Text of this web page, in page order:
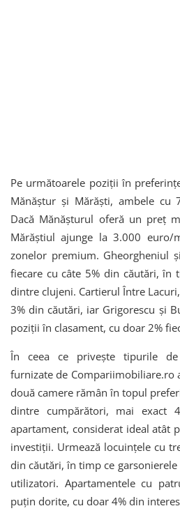
Pe următoarele poziții în
Mănăștur și Mărăști, ambele cu
Dacă Mănășturul oferă un preț
Mărăștiul ajunge la 3.000
zonelor premium. Gheorgheniul
fiecare cu câte 5% din căutări, în
dintre clujeni. Cartierul Între
3% din căutări, iar Grigorescu și
poziții în clasament, cu doar 2%
În ceea ce privește tipurile
furnizate de Compariimobiliare.ro
două camere rămân în topul
dintre cumpărători, mai exact
apartament, considerat ideal atât
investiții. Urmează locuințele cu
din căutări, în timp ce
utilizatori. Apartamentele cu
puțin dorite, cu doar 4% din